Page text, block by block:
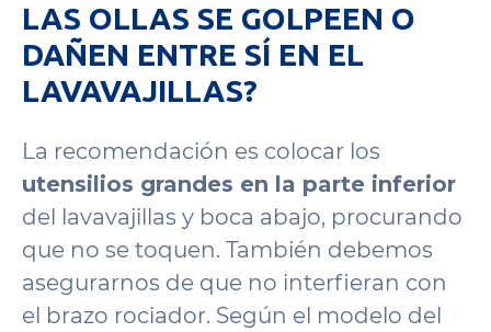
LAS OLLAS SE GOLPEEN O
DAÑEN ENTRE SÍ EN EL
LAVAVAJILLAS?
La recomendación es colocar los
utensilios grandes en la parte inferior
del lavavajillas y boca abajo, procurando
que no se toquen. También debemos
asegurarnos de que no interfieran con
el brazo rociador. Según el modelo del